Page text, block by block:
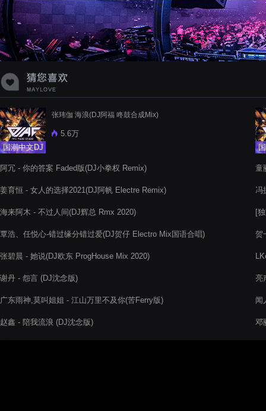
声音啊
国潮中文DJ
张玮伽 海浪(DJ阿福 咚鼓合成Mix)
5.6万
阿冗 - 你的答案 Faded版(DJ小拳权 Remix)
姜育恒 - 女人的选择2021(DJ阿帆 Electre Remix)
海来阿木 - 不过人间(DJ辉总 Rmx 2020)
覃浩、任悦心-错过缘分错过爱(DJ贺仔 Electro Mix国语合唱)
张碧晨 - 她说(DJ欧东 ProgHouse Mix 2020)
谢丹 - 怨言 (DJ沈念版)
广东雨神,莫叫姐姐 - 江山万里不及你(苦Ferry版)
赵鑫 - 陪我流浪 (DJ沈念版)
童
冯
[
贺
亮
闻
邓